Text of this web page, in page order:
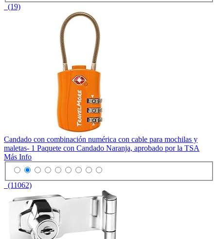
(19)
Candado con combinación numérica con cable para mochilas y
maletas- 1 Paquete con Candado Naranja, aprobado por la TSA
Más Info
(11062)